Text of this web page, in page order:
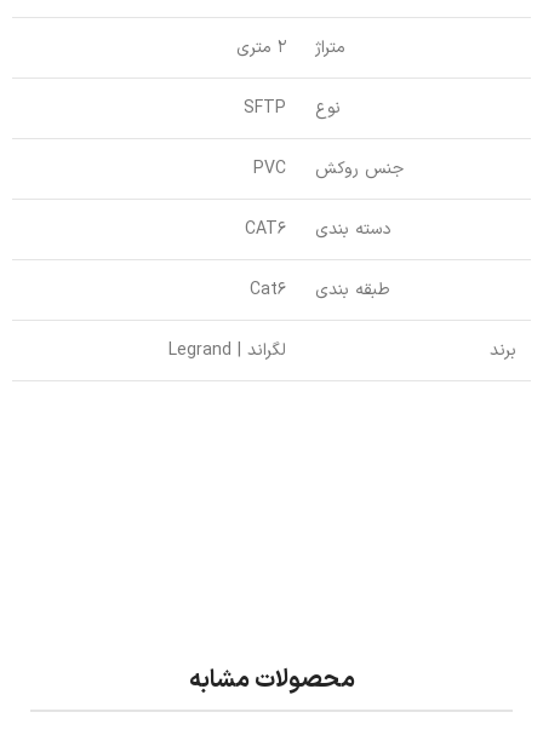
متراژ 2 متری
نوع SFTP
جنس روکش PVC
دسته بندی CAT6
طبقه بندی Cat6
برند لگراند | Legrand
محصولات مشابه